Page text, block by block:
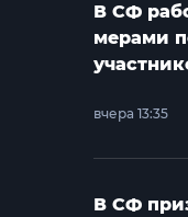
В СФ
мерами
вчера 13:35
В СФ